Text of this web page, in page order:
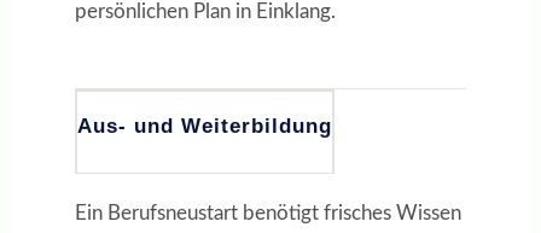
persönlichen Plan in Einklang.
Aus- und Weiterbildung
Ein Berufsneustart benötigt frisches Wissen